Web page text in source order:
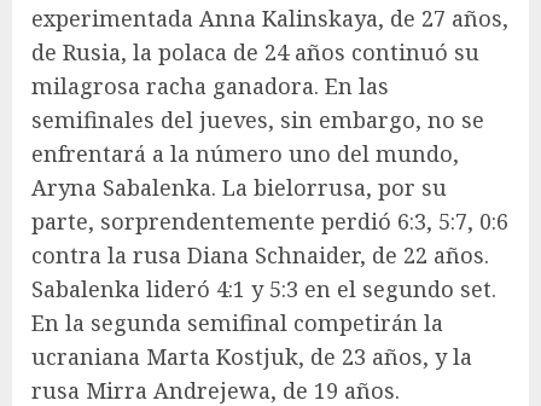
experimentada Anna Kalinskaya, de 27 años,
de Rusia, la polaca de 24 años continuó su
milagrosa racha ganadora. En las
semifinales del jueves, sin embargo, no se
enfrentará a la número uno del mundo,
Aryna Sabalenka. La bielorrusa, por su
parte, sorprendentemente perdió 6:3, 5:7, 0:6
contra la rusa Diana Schnaider, de 22 años.
Sabalenka lideró 4:1 y 5:3 en el segundo set.
En la segunda semifinal competirán la
ucraniana Marta Kostjuk, de 23 años, y la
rusa Mirra Andrejewa, de 19 años.